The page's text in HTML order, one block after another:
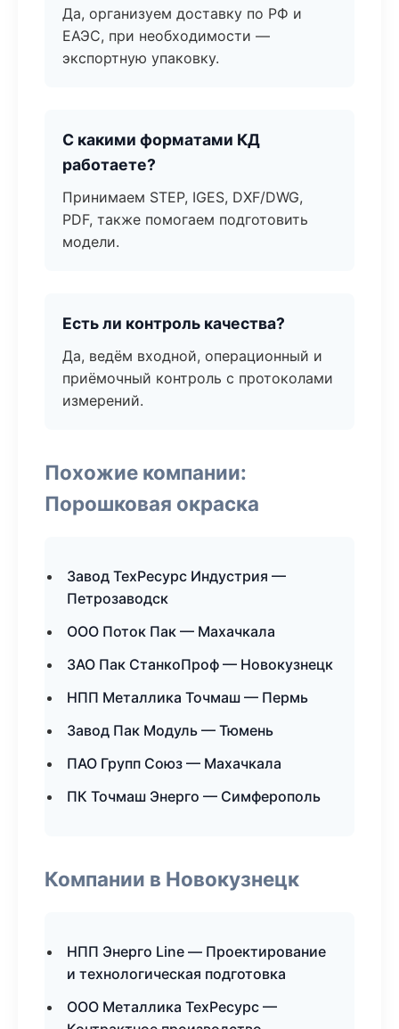
Да, организуем доставку по РФ и
ЕАЭС, при необходимости —
экспортную упаковку.
С какими форматами КД
работаете?
Принимаем STEP, IGES, DXF/DWG,
PDF, также помогаем подготовить
модели.
Есть ли контроль качества?
Да, ведём входной, операционный и
приёмочный контроль с протоколами
измерений.
Похожие компании:
Порошковая окраска
Завод ТехРесурс Индустрия —
Петрозаводск
ООО Поток Пак — Махачкала
ЗАО Пак СтанкоПроф — Новокузнецк
НПП Металлика Точмаш — Пермь
Завод Пак Модуль — Тюмень
ПАО Групп Союз — Махачкала
ПК Точмаш Энерго — Симферополь
Компании в Новокузнецк
НПП Энерго Line — Проектирование
и технологическая подготовка
ООО Металлика ТехРесурс —